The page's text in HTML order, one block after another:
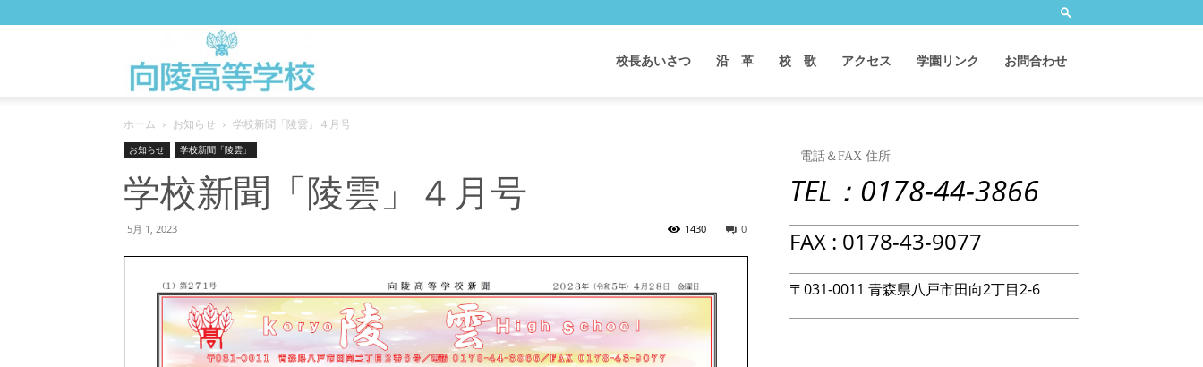
陵
高
WEB
校長あいさつ 沿 革 校 歌 アクセス 学園リンク お問合わせ
ホーム お知らせ 学校新聞「陵雲」４月号
お知らせ 学校新聞「陵雲」
学校新聞「陵雲」４月号
5月 1, 2023 0
1430
電話＆FAX 住所
TEL：0178-44-3866
FAX : 0178-43-9077
〒031-0011 青森県八戸市田向2丁目2-6